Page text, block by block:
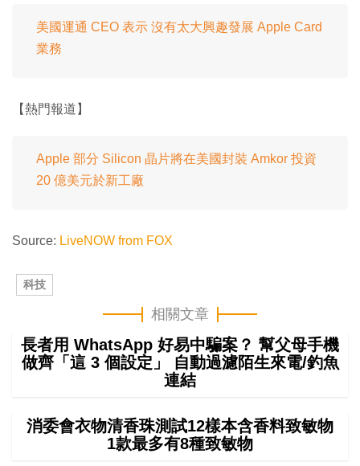
美國運通 CEO 表示 沒有太大興趣發展 Apple Card
業務
【熱門報道】
Apple 部分 Silicon 晶片將在美國封裝 Amkor 投資
20 億美元於新工廠
Source: LiveNOW from FOX
科技
相關文章
長者用 WhatsApp 好易中騙案？ 幫父母手機
做齊「這 3 個設定」 自動過濾陌生來電/釣魚
連結
消委會衣物清香珠測試12樣本含香料致敏物
1款最多有8種致敏物